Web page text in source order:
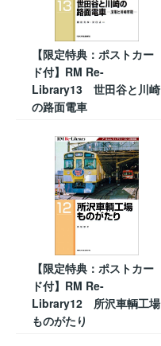
【限定特典：ポストカー
ド付】RM Re-
Library13 世田谷と川崎
の路面電車
【限定特典：ポストカー
ド付】RM Re-
Library12 所沢車輌工場
ものがたり